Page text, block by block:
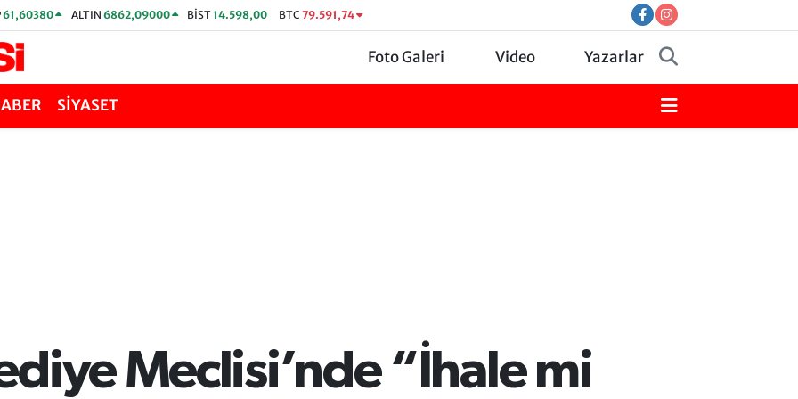
61,60380 ALTIN 6862,09000 BİST14.598,00 BTC 79.591,74
Foto Galeri Video Yazarlar
SİYASET
Meclisi’nde “İhale mi